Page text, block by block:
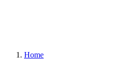
Home